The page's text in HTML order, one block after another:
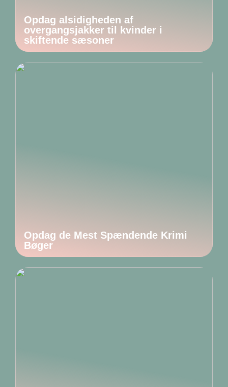
Opdag alsidigheden af
overgangsjakker til kvinder i
skiftende sæsoner
Opdag de Mest Spændende Krimi
Bøger